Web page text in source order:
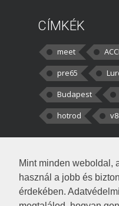
Mint minden weboldal,
használ a jobb és
érdekében.
CÍMKÉK
meet
pre65
Budapest
hotrod
kortisz:
darabbaal számoltam.